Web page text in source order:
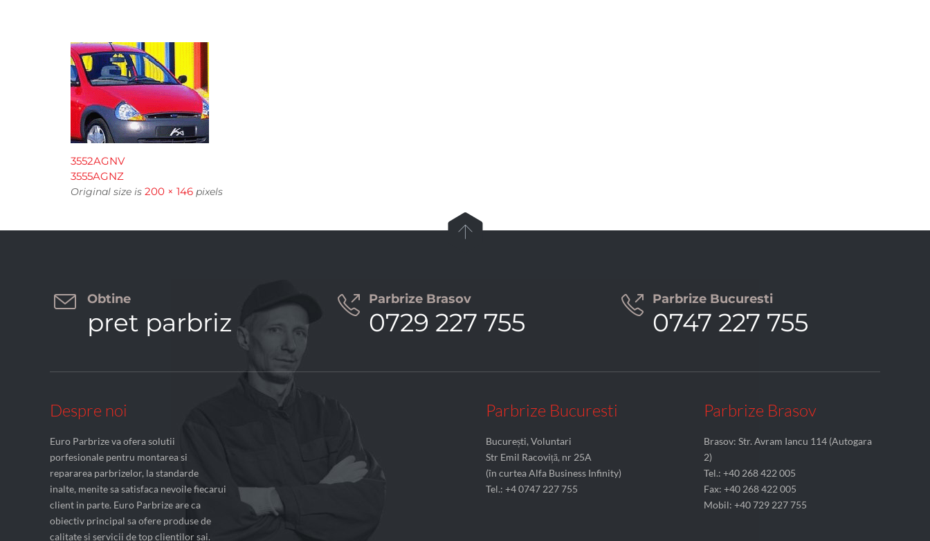
3552AGNV
3555AGNZ
Original size is 200 × 146 pixels

 Obtine
pret parbriz
 Parbrize Brasov
0729 227 755
 Parbrize Bucuresti
0747 227 755
Despre noi
Euro Parbrize va ofera solutii
porfesionale pentru montarea si
repararea parbrizelor, la standarde
inalte, menite sa satisfaca nevoile fiecarui
client in parte. Euro Parbrize are ca
obiectiv principal sa ofere produse de
calitate si servicii de top clientilor sai.
Parbrize Bucuresti
București, Voluntari
Str Emil Racoviță, nr 25A
(în curtea Alfa Business Infinity)
Tel.: +4 0747 227 755
Parbrize Brasov
Brasov: Str. Avram Iancu 114 (Autogara
2)
Tel.: +40 268 422 005
Fax: +40 268 422 005
Mobil: +40 729 227 755